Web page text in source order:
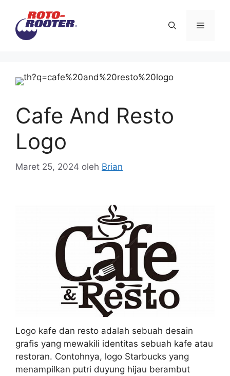
Menu
Cafe And Resto
Logo
Maret 25, 2024 oleh Brian
Logo kafe dan resto adalah sebuah desain
grafis yang mewakili identitas sebuah kafe atau
restoran. Contohnya, logo Starbucks yang
menampilkan putri duyung hijau berambut